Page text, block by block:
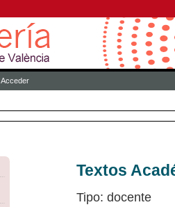
Acceder
Textos
Tipo: docente